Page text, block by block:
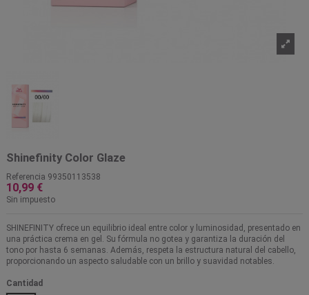
Shinefinity Color Glaze
Referencia 99350113538
10,99 €
Sin impuesto
SHINEFINITY ofrece un equilibrio ideal entre color y luminosidad, presentado en
una práctica crema en gel. Su fórmula no gotea y garantiza la duración del
tono por hasta 6 semanas. Además, respeta la estructura natural del cabello,
proporcionando un aspecto saludable con un brillo y suavidad notables.
Cantidad